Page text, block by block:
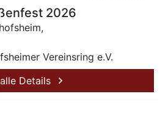
2026
Vereinsring e.V.
alle Details